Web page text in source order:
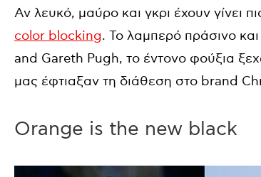
Αν λευκό, μαύρο και γκρι έχουν γίνει
color blocking. Το λαμπερό πράσινο
and Gareth Pugh, το έντονο φούξια
μας έφτιαξαν τη διάθεση στο brand
Orange is the new black